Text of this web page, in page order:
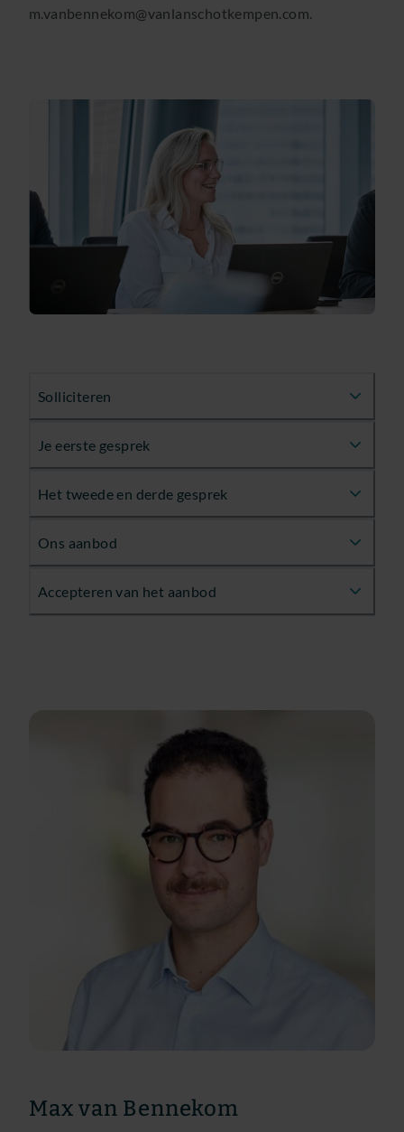
m.vanbennekom@vanlanschotkempen.com.
Solliciteren
Je eerste gesprek
Het tweede en derde gesprek
Ons aanbod
Accepteren van het aanbod
Max van Bennekom